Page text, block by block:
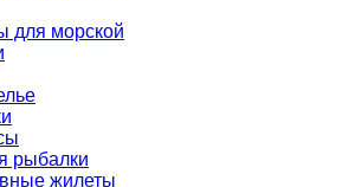
для морской
рыбалки
жилеты